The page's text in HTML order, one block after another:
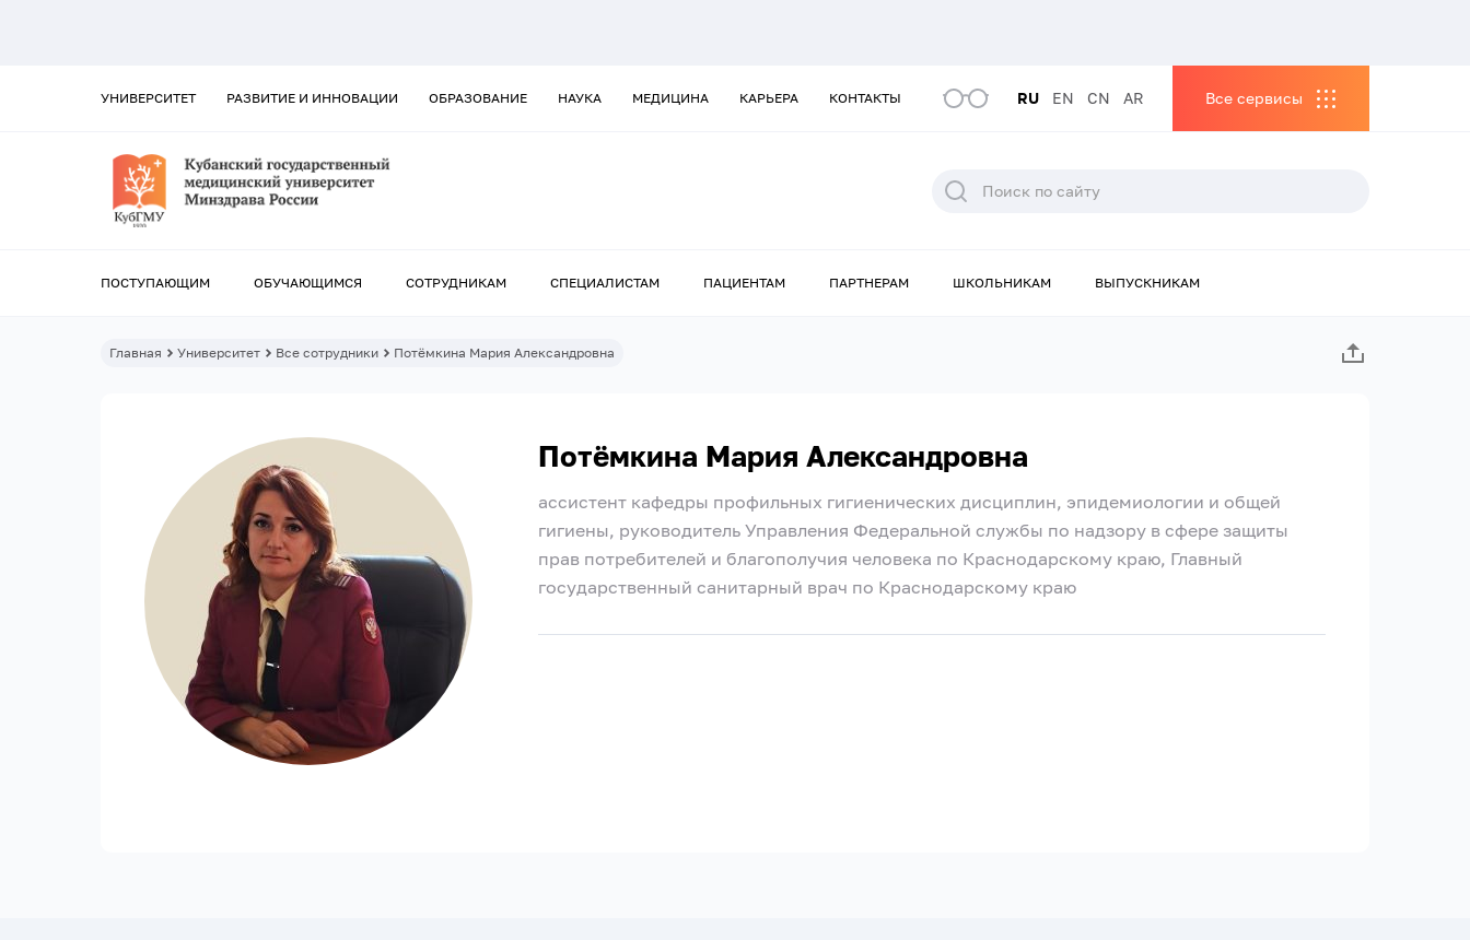
УНИВЕРСИТЕТ РАЗВИТИЕ И ИННОВАЦИИ ОБРАЗОВАНИЕ НАУКА МЕДИЦИНА КАРЬЕРА КОНТАКТЫ RU EN CN AR Все сервисы
ПОСТУПАЮЩИМ ОБУЧАЮЩИМСЯ СОТРУДНИКАМ СПЕЦИАЛИСТАМ ПАЦИЕНТАМ ПАРТНЕРАМ ШКОЛЬНИКАМ ВЫПУСКНИКАМ
Главная Университет Все сотрудники Потёмкина Мария Александровна
Потёмкина Мария Александровна
ассистент кафедры профильных гигиенических дисциплин, эпидемиологии и общей
гигиены, руководитель Управления Федеральной службы по надзору в сфере защиты
прав потребителей и благополучия человека по Краснодарскому краю, Главный
государственный санитарный врач по Краснодарскому краю